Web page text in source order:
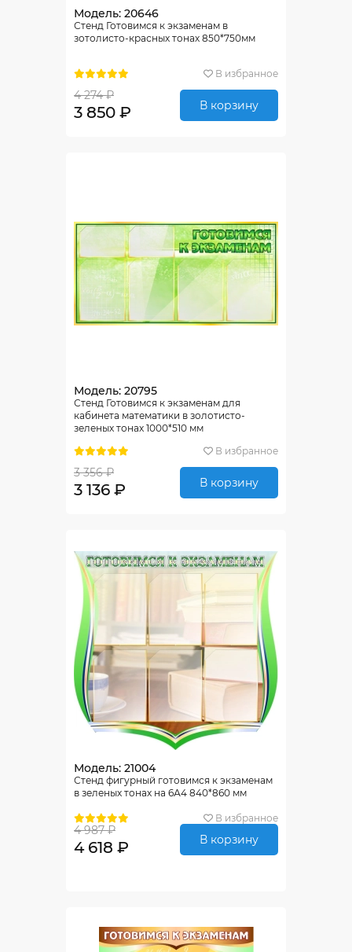
Модель: 20646
Стенд Готовимся к экзаменам в
зотолисто-красных тонах 850*750мм
В избранное
4 274 ₽
3 850 ₽ В корзину
Модель: 20795
Стенд Готовимся к экзаменам для
кабинета математики в золотисто-
зеленых тонах 1000*510 мм
В избранное
3 356 ₽
3 136 ₽ В корзину
Модель: 21004
Стенд фигурный готовимся к экзаменам
в зеленых тонах на 6А4 840*860 мм
В избранное
4 987 ₽
4 618 ₽ В корзину